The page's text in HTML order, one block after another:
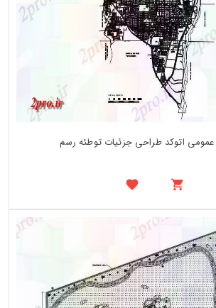
عمومی اتوکد طراحی جزئیات توطئه رسم